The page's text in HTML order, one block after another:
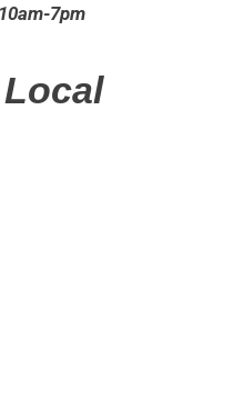
10am-7pm